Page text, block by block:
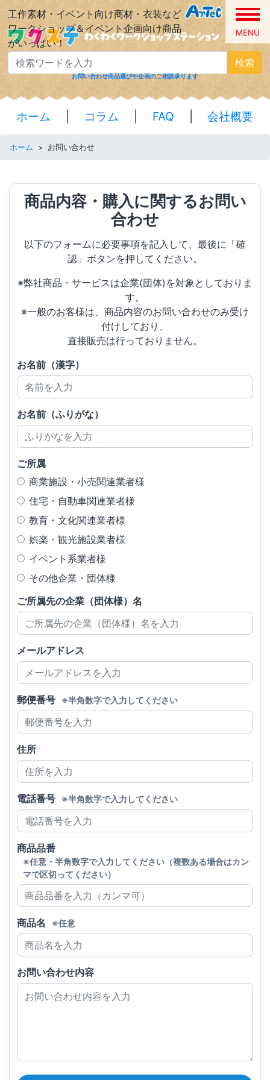
工作素材・イベント向け商材・衣装など
ワークショップ＆イベント企画向け商品
がいっぱい！
MENU
検索
お問い合わせ商品選びや企画のご相談承ります
ホーム コラム FAQ 会社概要
ホーム > お問い合わせ
商品内容・購入に関するお問い
合わせ
以下のフォームに必要事項を記入して、最後に「確
認」ボタンを押してください。
※弊社商品・サービスは企業(団体)を対象としておりま
す。
※一般のお客様は、商品内容のお問い合わせのみ受け
付けしており、
直接販売は行っておりません。
お名前（漢字）
お名前（ふりがな）
ご所属
商業施設・小売関連業者様
住宅・自動車関連業者様
教育・文化関連業者様
娯楽・観光施設業者様
イベント系業者様
その他企業・団体様
ご所属先の企業（団体様）名
メールアドレス
郵便番号 ※半角数字で入力してください
住所
電話番号 ※半角数字で入力してください
商品品番
※任意・半角数字で入力してください（複数ある場合はカン
マで区切ってください）
商品名 ※任意
お問い合わせ内容